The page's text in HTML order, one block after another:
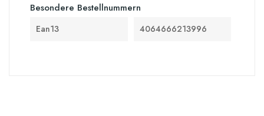
Besondere Bestellnummern
Ean13 4064666213996